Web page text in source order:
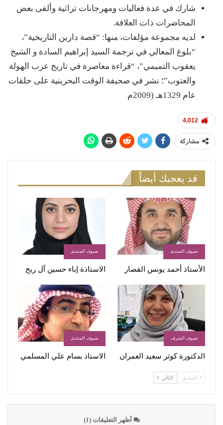
شارك في عدة فعاليات ومهرجانات تراثية وألقى بعض
المحاضرات ذات العلاقة.
لديه مجموعة مؤلفات، منها: “قصة دارين التاريخية”،
“بلوغ المعالي في ترجمة السيد إبراهيم السادة و الشيخ
يعقوب التميمي”، “قراءة معاصرة في تاريخ عرب الهولة
والعتوب”؛ نشر في صحيفة الوقت البحرينية على حلقات
عام 1329هـ (2009م
4,012
مشاركة
قد يعجبك أيضاً
ضيوف المنتدى
الأستاذ أحمد يونس القصار
ضيوف المنتدى
الاستاذة إباء حسين آل ربح
ضيوف الشرف
الدكتورة كوثر سعيد العمران
ضيوف المنتدى
الاستاذ بسام علي المسلمي
السابق التالي
أظهر التعليقات (1)